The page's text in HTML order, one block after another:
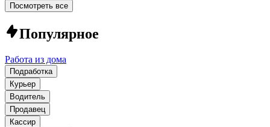
Посмотреть все
Популярное
Работа из дома
Подработка
Курьер
Водитель
Продавец
Кассир